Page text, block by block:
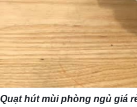
Quạt hút mùi phòng ngủ giá